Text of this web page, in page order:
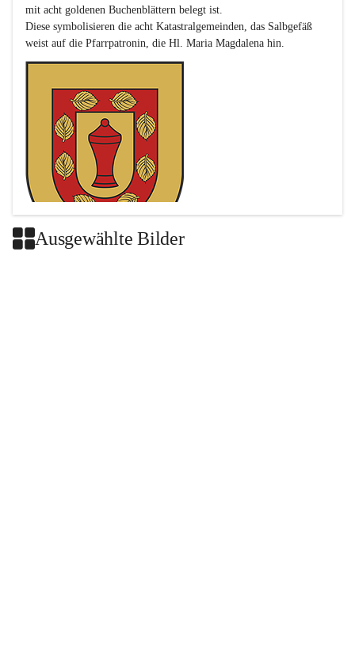
mit acht goldenen Buchenblättern belegt ist.
Diese symbolisieren die acht Katastralgemeinden, das Salbgefäß
Ausgewählte Bilder